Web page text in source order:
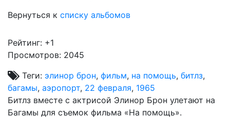
Вернуться к списку альбомов
Рейтинг: +1
Просмотров: 2045
Теги: элинор брон, фильм, на помощь, битлз,
багамы, аэропорт, 22 февраля, 1965
Битлз вместе с актрисой Элинор Брон улетают на
Багамы для съемок фильма «На помощь».